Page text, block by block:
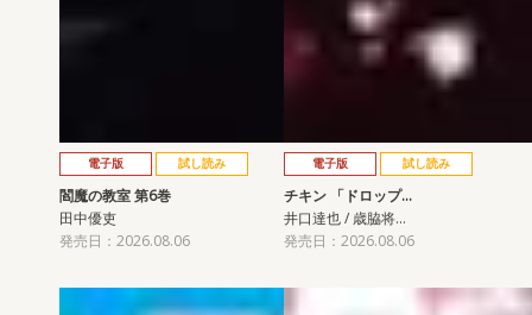
電子版 試し読み
閻魔の教室 第6巻
田中優吏
発売日：2026.08.06
電子版 試し読み
チキン 「ドロップ…
井口達也 / 歳脇将…
発売日：2026.08.06